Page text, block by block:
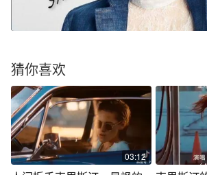
猜你喜欢
03:12